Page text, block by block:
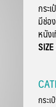
กระ
มีช่อ
หนัง
กระเ